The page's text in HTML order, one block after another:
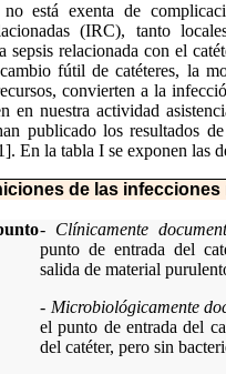
está exenta de
(IRC), tanto
sepsis relacionada con el
fútil de catéteres, la
convierten a la
en nuestra actividad
publicado los resultados
En la tabla I se exponen las
de las
- Clínicamente
punto de entrada del
salida de material
- Microbiológicamente
el punto de entrada del
del catéter, pero sin